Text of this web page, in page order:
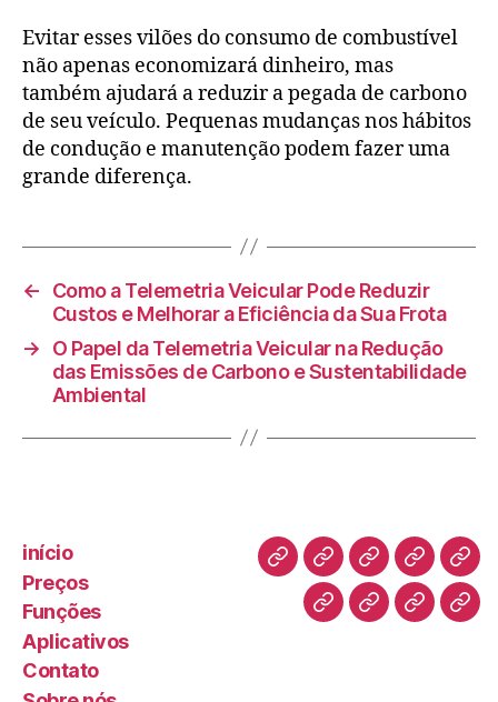
Evitar esses vilões do consumo de combustível
não apenas economizará dinheiro, mas
também ajudará a reduzir a pegada de carbono
de seu veículo. Pequenas mudanças nos hábitos
de condução e manutenção podem fazer uma
grande diferença.
←
Como a Telemetria Veicular Pode Reduzir
Custos e Melhorar a Eficiência da Sua Frota
→
O Papel da Telemetria Veicular na Redução
das Emissões de Carbono e Sustentabilidade
Ambiental
início
Preços
Funções
Aplicativos
Contato